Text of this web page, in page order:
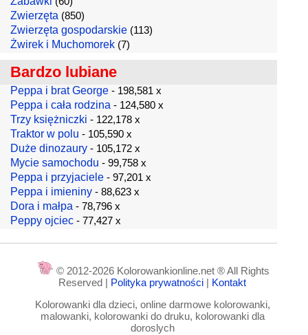
Zwierzęta (850)
Zwierzęta gospodarskie (113)
Żwirek i Muchomorek (7)
Bardzo lubiane
Peppa i brat George - 198,581 x
Peppa i cała rodzina - 124,580 x
Trzy księżniczki - 122,178 x
Traktor w polu - 105,590 x
Duże dinozaury - 105,172 x
Mycie samochodu - 99,758 x
Peppa i przyjaciele - 97,201 x
Peppa i imieniny - 88,623 x
Dora i małpa - 78,796 x
Peppy ojciec - 77,427 x
© 2012-2026 Kolorowankionline.net ® All Rights
Reserved | Polityka prywatności | Kontakt
Kolorowanki dla dzieci, online darmowe kolorowanki,
malowanki, kolorowanki do druku, kolorowanki dla
doroslych